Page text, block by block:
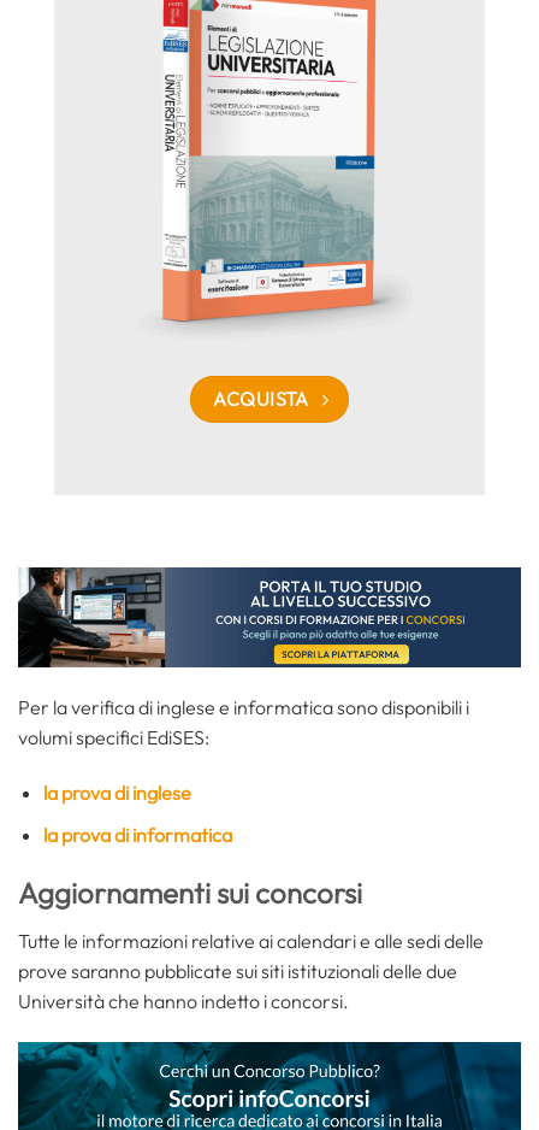
ACQUISTA
Per la verifica di inglese e informatica sono disponibili i
volumi specifici EdiSES:
la prova di inglese
la prova di informatica
Aggiornamenti sui concorsi
Tutte le informazioni relative ai calendari e alle sedi delle
prove saranno pubblicate sui siti istituzionali delle due
Università che hanno indetto i concorsi.